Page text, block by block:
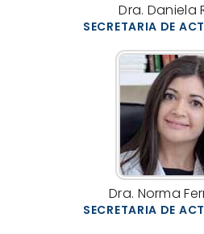
Dra. Daniela
SECRETARIA DE
Dra. Norma
SECRETARIA DE